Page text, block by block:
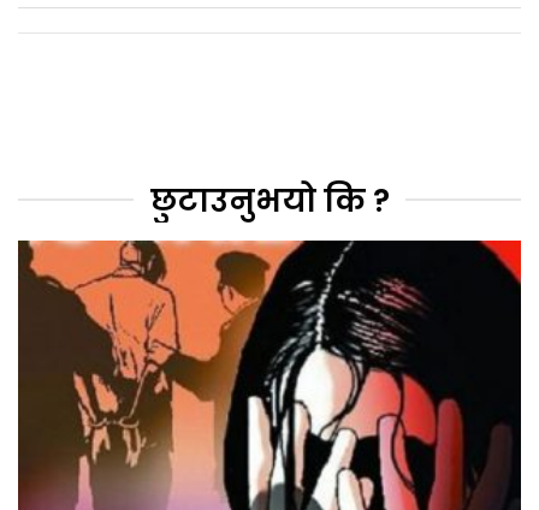
छुटाउनुभयो कि ?